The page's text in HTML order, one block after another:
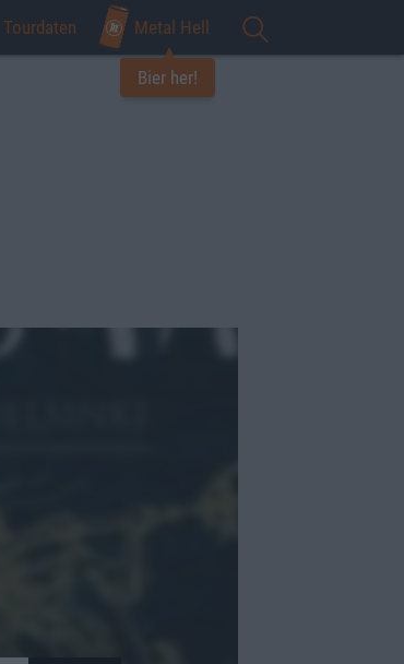
Tourdaten Metal Hell
Bier her!